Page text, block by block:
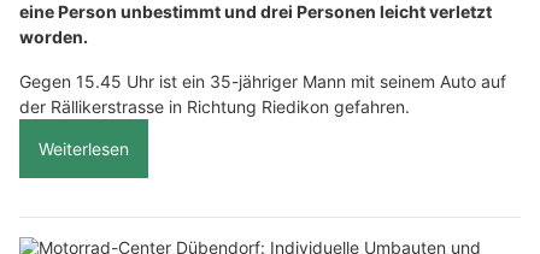
eine Person unbestimmt und drei Personen leicht verletzt
worden.
Gegen 15.45 Uhr ist ein 35-jähriger Mann mit seinem Auto auf
der Rällikerstrasse in Richtung Riedikon gefahren.
Weiterlesen